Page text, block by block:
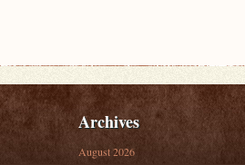
Archives
August 2026